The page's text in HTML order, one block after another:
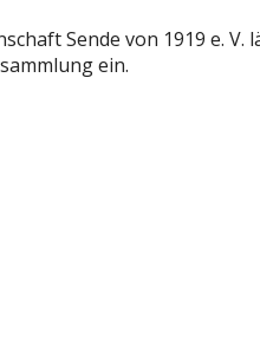
Sende von 1919 e.
ein.